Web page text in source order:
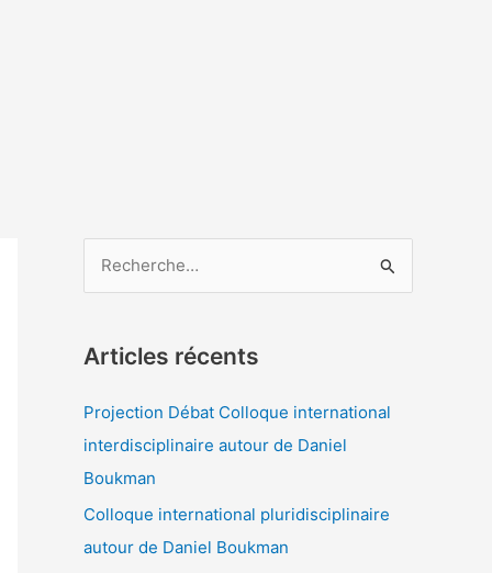
h
r
Articles récents
Projection Débat Colloque international
interdisciplinaire autour de Daniel
Boukman
Colloque international pluridisciplinaire
autour de Daniel Boukman